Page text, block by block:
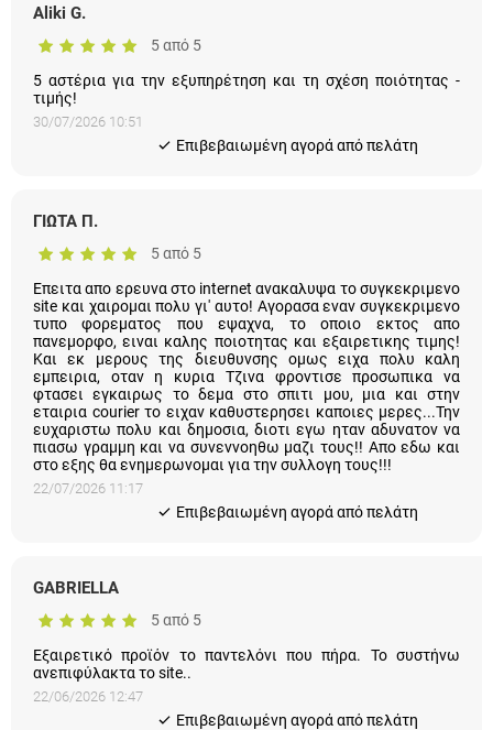
Aliki G.
5 από 5
5 αστέρια για την εξυπηρέτηση και τη σχέση ποιότητας -
τιμής!
30/07/2026 10:51
Eπιβεβαιωμένη αγορά από πελάτη
ΓΙΩΤΑ Π.
5 από 5
Επειτα απο ερευνα στο internet ανακαλυψα το συγκεκριμενο
site και χαιρομαι πολυ γι' αυτο! Αγορασα εναν συγκεκριμενο
τυπο φορεματος που εψαχνα, το οποιο εκτος απο
πανεμορφο, ειναι καλης ποιοτητας και εξαιρετικης τιμης!
Και εκ μερους της διευθυνσης ομως ειχα πολυ καλη
εμπειρια, οταν η κυρια Τζινα φροντισε προσωπικα να
φτασει εγκαιρως το δεμα στο σπιτι μου, μια και στην
εταιρια courier το ειχαν καθυστερησει καποιες μερες...Την
ευχαριστω πολυ και δημοσια, διοτι εγω ηταν αδυνατον να
πιασω γραμμη και να συνεννοηθω μαζι τους!! Απο εδω και
στο εξης θα ενημερωνομαι για την συλλογη τους!!!
22/07/2026 11:17
Eπιβεβαιωμένη αγορά από πελάτη
GABRIELLA
5 από 5
Εξαιρετικό προϊόν το παντελόνι που πήρα. Το συστήνω
ανεπιφύλακτα το site..
22/06/2026 12:47
Eπιβεβαιωμένη αγορά από πελάτη